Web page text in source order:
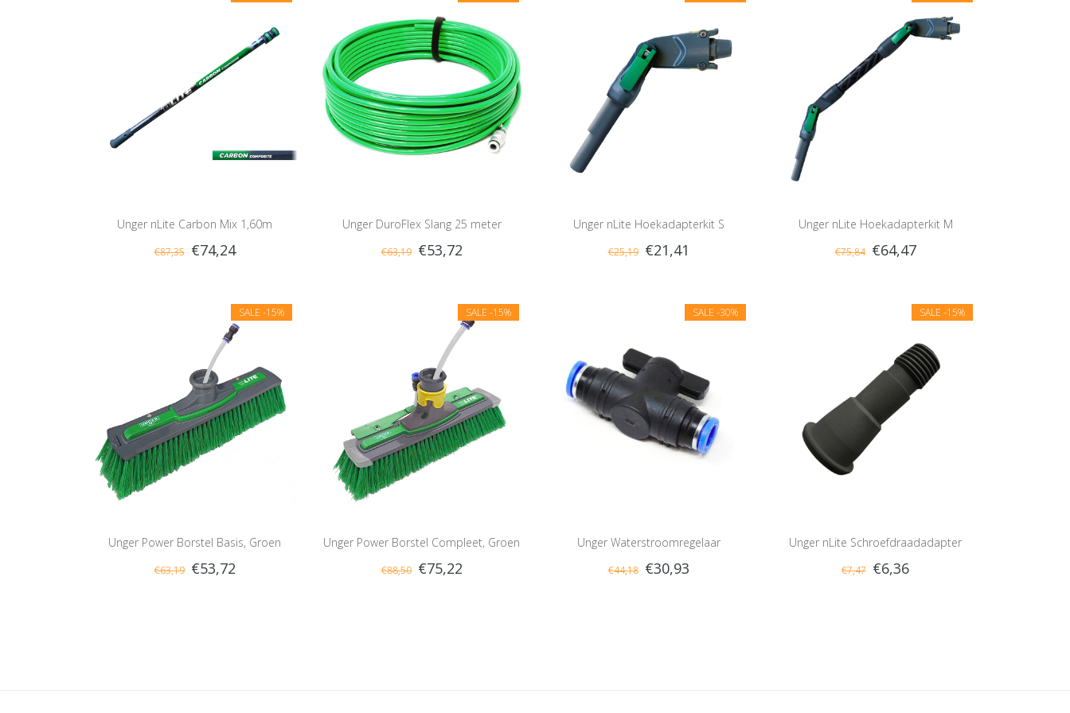
Unger nLite Carbon Mix 1,60m
€87,35 €74,24
Unger DuroFlex Slang 25 meter
€63,19 €53,72
Unger nLite Hoekadapterkit S
€25,19 €21,41
Unger nLite Hoekadapterkit M
€75,84 €64,47
SALE -15%
Unger Power Borstel Basis, Groen
€63,19 €53,72
SALE -15%
Unger Power Borstel Compleet, Groen
€88,50 €75,22
SALE -30%
Unger Waterstroomregelaar
€44,18 €30,93
SALE -15%
Unger nLite Schroefdraadadapter
€7,47 €6,36